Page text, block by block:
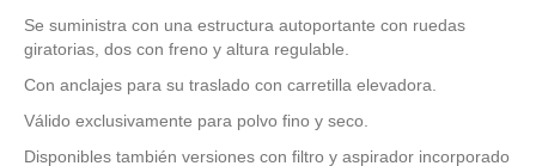
Se suministra con una estructura autoportante con ruedas
giratorias, dos con freno y altura regulable.
Con anclajes para su traslado con carretilla elevadora.
Válido exclusivamente para polvo fino y seco.
Disponibles también versiones con filtro y aspirador incorporado